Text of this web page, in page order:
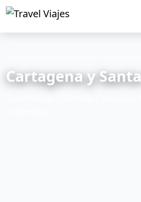
Cartagena y